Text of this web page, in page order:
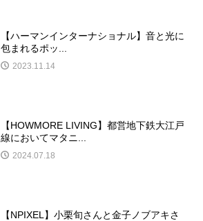
【ハーマンインターナショナル】音と光に
包まれるポッ...
2023.11.14
【HOWMORE LIVING】都営地下鉄大江戸
線においてマタニ...
2024.07.18
【NPIXEL】小栗旬さんと金子ノブアキさ